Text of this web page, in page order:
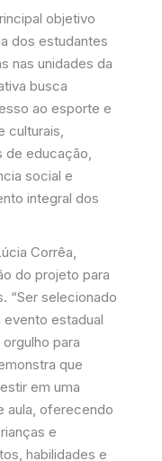
objetivo
dos estudantes
nas unidades da
busca
ao esporte e
culturais,
de educação,
social e
integral dos
Corrêa,
do projeto para
“Ser selecionado
evento estadual
para
que
em uma
aula, oferecendo
e
habilidades e